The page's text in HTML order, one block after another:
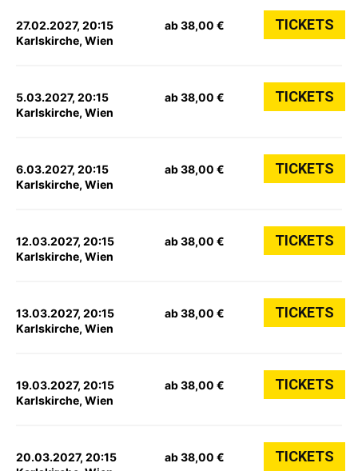
27.02.2027, 20:15
Karlskirche, Wien
ab 38,00 € TICKETS
5.03.2027, 20:15
Karlskirche, Wien
ab 38,00 € TICKETS
6.03.2027, 20:15
Karlskirche, Wien
ab 38,00 € TICKETS
12.03.2027, 20:15
Karlskirche, Wien
ab 38,00 € TICKETS
13.03.2027, 20:15
Karlskirche, Wien
ab 38,00 € TICKETS
19.03.2027, 20:15
Karlskirche, Wien
ab 38,00 € TICKETS
20.03.2027, 20:15
ab 38,00 € TICKETS